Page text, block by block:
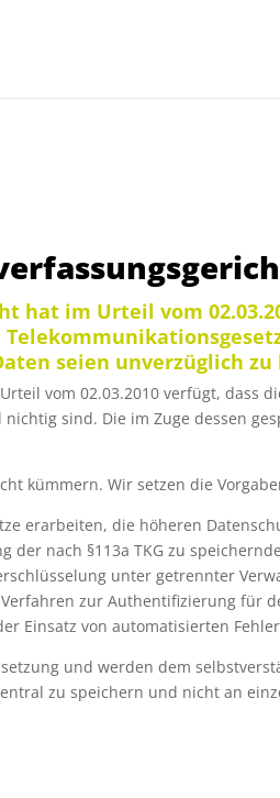
hat im Urteil vom
seien unverzüglich
vom 02.03.2010 verfügt, dass
sind. Die im Zuge dessen
kümmern. Wir setzen die
erarbeiten, die höheren
der nach §113a TKG zu
unter getrennter
zur Authentifizierung für
Einsatz von automatisierten
und werden dem
zu speichern und nicht an